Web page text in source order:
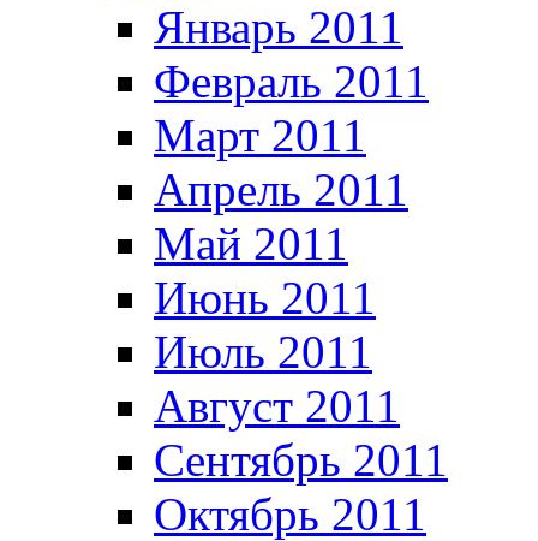
Январь 2011
Февраль 2011
Март 2011
Апрель 2011
Май 2011
Июнь 2011
Июль 2011
Август 2011
Сентябрь 2011
Октябрь 2011